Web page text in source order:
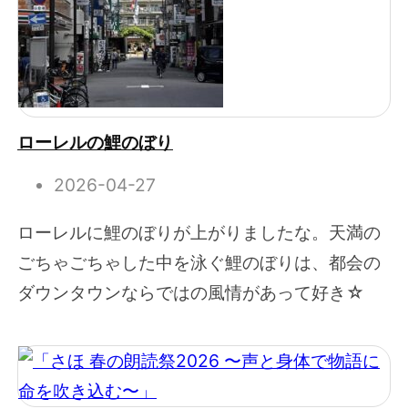
ローレルの鯉のぼり
2026-04-27
ローレルに鯉のぼりが上がりましたな。天満の
ごちゃごちゃした中を泳ぐ鯉のぼりは、都会の
ダウンタウンならではの風情があって好き☆